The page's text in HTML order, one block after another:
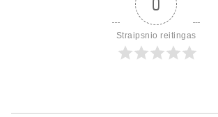
0
Straipsnio reitingas